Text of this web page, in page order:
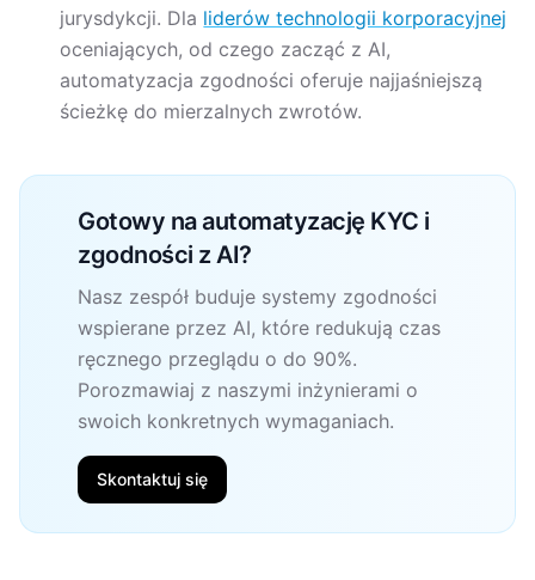
jurysdykcji. Dla liderów technologii korporacyjnej
oceniających, od czego zacząć z AI,
automatyzacja zgodności oferuje najjaśniejszą
ścieżkę do mierzalnych zwrotów.
Gotowy na automatyzację KYC i
zgodności z AI?
Nasz zespół buduje systemy zgodności
wspierane przez AI, które redukują czas
ręcznego przeglądu o do 90%.
Porozmawiaj z naszymi inżynierami o
swoich konkretnych wymaganiach.
Skontaktuj się